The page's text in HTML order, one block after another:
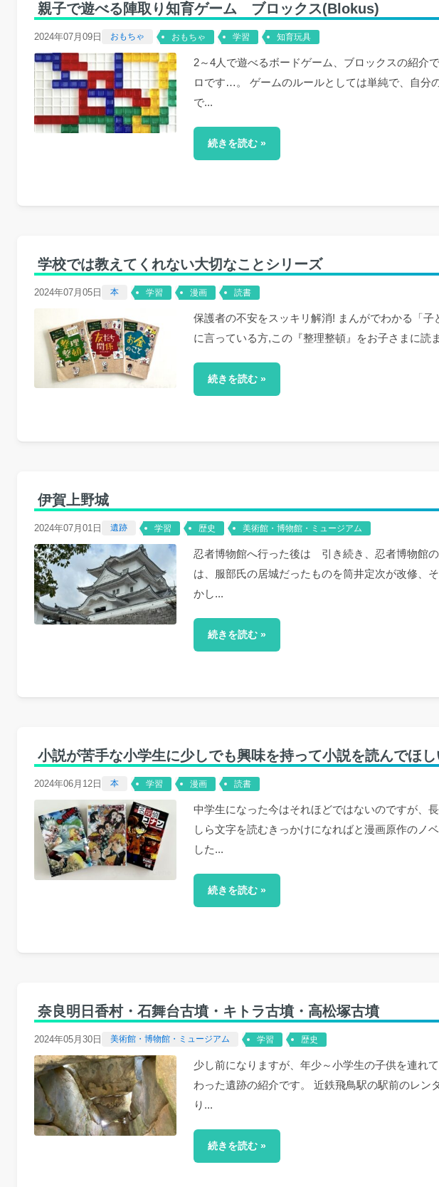
親子で遊べる陣取り知育ゲーム ブロックス(Blokus)
2024年07月09日 おもちゃ おもちゃ 学習 知育玩具
2～4人で遊べるボードゲーム、ブロックスの紹介
ロです…。 ゲームのルールとしては単純で、自分
で...
続きを読む »
学校では教えてくれない大切なことシリーズ
2024年07月05日 本 学習 漫画 読書
保護者の不安をスッキリ解消! まんがでわかる「
に言っている方,この『整理整頓』をお子さまに読
続きを読む »
伊賀上野城
2024年07月01日 遺跡 学習 歴史 美術館・博物館・ミュージアム
忍者博物館へ行った後は 引き続き、忍者博物館
は、服部氏の居城だったものを筒井定次が改修、
かし...
続きを読む »
小説が苦手な小学生に少しでも興味を持って小説を読んでほ
2024年06月12日 本 学習 漫画 読書
中学生になった今はそれほどではないのですが、
しら文字を読むきっかけになればと漫画原作のノ
した...
続きを読む »
奈良明日香村・石舞台古墳・キトラ古墳・高松塚古墳
2024年05月30日 美術館・博物館・ミュージアム 学習 歴史
少し前になりますが、年少～小学生の子供を連れ
わった遺跡の紹介です。 近鉄飛鳥駅の駅前のレン
り...
続きを読む »